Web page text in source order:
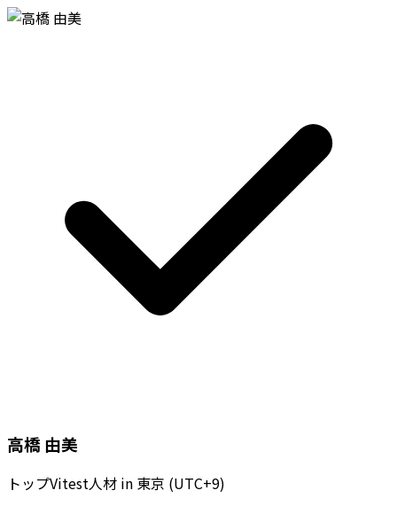
高橋 由美
トップVitest人材 in 東京 (UTC+9)